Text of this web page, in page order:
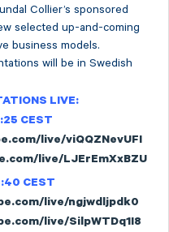
Collier’s sponsored
selected up-and-coming
business models.
will be in Swedish
LIVE:
CEST
live/viQQZNevUFI
live/LJErEmXxBZU
CEST
live/ngjwdljpdk0
live/SilpWTDq1I8